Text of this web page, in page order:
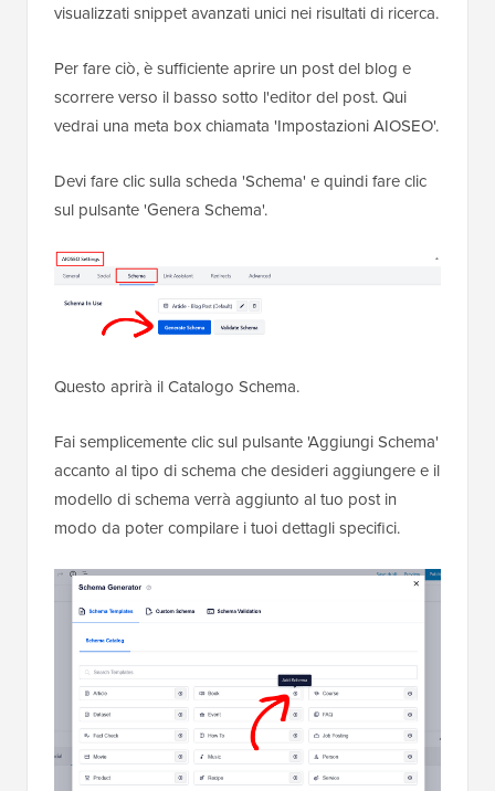
visualizzati snippet avanzati unici nei risultati di ricerca.
Per fare ciò, è sufficiente aprire un post del blog e
scorrere verso il basso sotto l'editor del post. Qui
vedrai una meta box chiamata 'Impostazioni AIOSEO'.
Devi fare clic sulla scheda 'Schema' e quindi fare clic
sul pulsante 'Genera Schema'.
Questo aprirà il Catalogo Schema.
Fai semplicemente clic sul pulsante 'Aggiungi Schema'
accanto al tipo di schema che desideri aggiungere e il
modello di schema verrà aggiunto al tuo post in
modo da poter compilare i tuoi dettagli specifici.